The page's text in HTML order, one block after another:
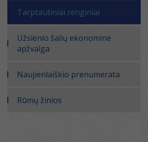
Tarptautiniai renginiai
Užsienio šalių ekonominė
apžvalga
Naujienlaiškio prenumerata
Rūmų žinios